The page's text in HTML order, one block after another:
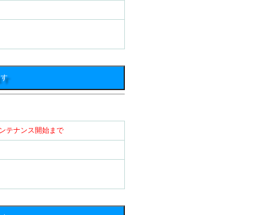
テナンス開始まで